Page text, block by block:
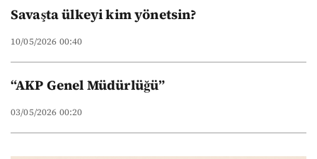
Savaşta ülkeyi kim yönetsin?
10/05/2026 00:40
“AKP Genel Müdürlüğü”
03/05/2026 00:20